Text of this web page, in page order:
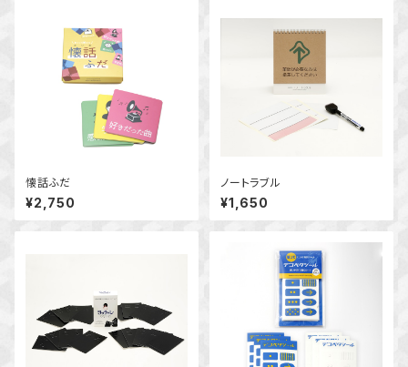
懐話ふだ
¥2,750
ノートラブル
¥1,650